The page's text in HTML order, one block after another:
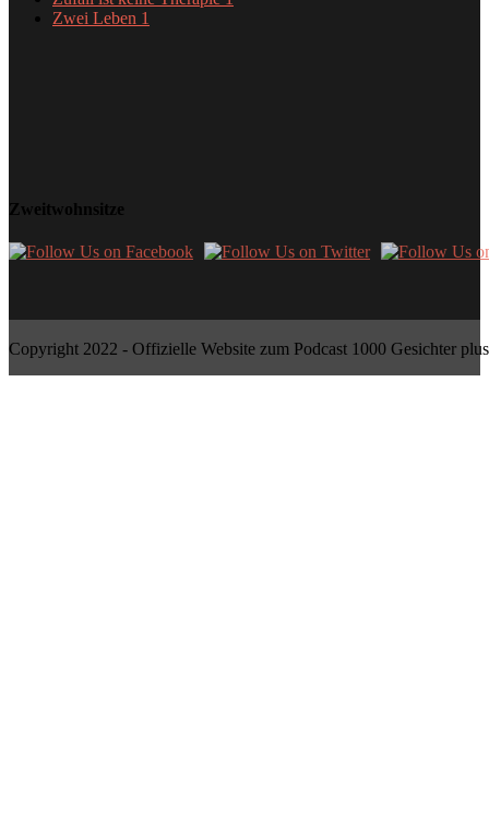
Zwei Leben 1
Zweitwohnsitze
Copyright 2022 - Offizielle Website zum Podcast 1000 Gesichter